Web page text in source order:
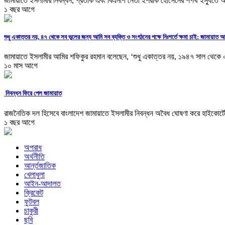
১ বছর আগে
শুধু একাত্তর নয়, ৪৭ থেকে সব ভুলের জন্য আমি সব ব্যক্তি ও সংগঠনের পক্ষে নিঃশর্তে ক্ষমা চাই: জামায়াত
জামায়াতে ইসলামীর আমির শফিকুর রহমান বলেছেন, ‘শুধু একাত্তর নয়, ১৯৪৭ সাল থেকে
১০ মাস আগে
নিবন্ধন ফিরে পেল জামায়াত
রাজনৈতিক দল হিসেবে বাংলাদেশ জামায়াতে ইসলামীর নিবন্ধন অবৈধ ঘোষণা করে
১ বছর আগে
অপরাধ
অর্থনীতি
আর্ন্তজাতিক
খেলাধুলা
আইন-আদালত
ক্রিকেট
ফুটবল
চাকুরী
ছবি